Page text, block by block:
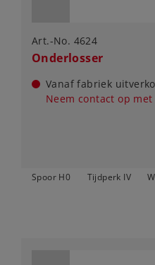
Art.-No. 4624
Onderlosser
Vanaf fabriek
Neem contact op
Spoor H0 Tijdperk IV